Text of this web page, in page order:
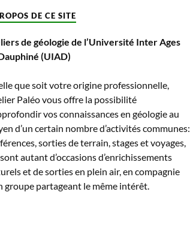
DE CE SITE
de géologie de l’Université Inter Ages
(UIAD)
que soit votre origine professionnelle,
Paléo vous offre la possibilité
vos connaissances en géologie au
d’un certain nombre d’activités communes:
sorties de terrain, stages et voyages,
autant d’occasions d’enrichissements
et de sorties en plein air, en compagnie
groupe partageant le même intérêt.